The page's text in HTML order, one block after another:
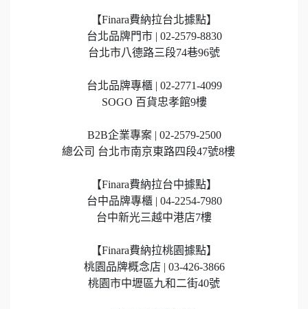
【Finara費納拉台北據點】
台北品牌門市 | 02-2579-8830
台北市八德路三段74巷96號
台北品牌專櫃 | 02-2771-4099
SOGO 百貨忠孝館9樓
B2B企業專案 | 02-2579-2500
總公司 台北市南京東路四段47號8樓
【Finara費納拉台中據點】
台中品牌專櫃 | 04-2254-7980
台中新光三越中港店7樓
【Finara費納拉桃園據點】
桃園品牌概念店 | 03-426-3866
桃園市中壢區九和二街40號